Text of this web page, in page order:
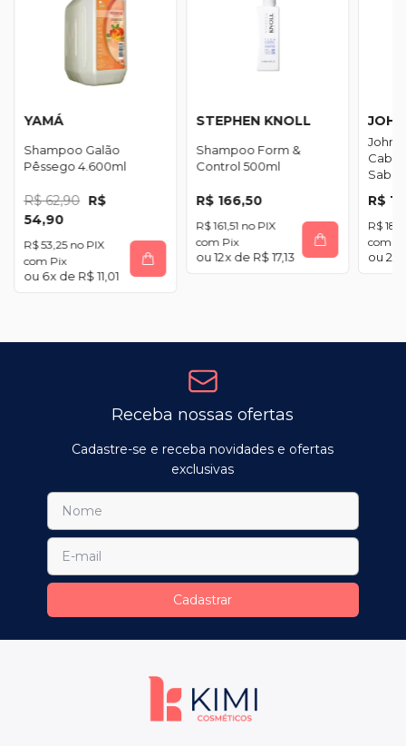
YAMÁ
Shampoo Galão
Pêssego 4.600ml
R$ 62,90 R$
54,90
R$ 53,25
com Pix
6x de R$ 11,01
STEPHEN KNOLL
Shampoo Form &
Control 500ml
R$ 166,50
R$ 161,51
com Pix
12x de R$ 17,13
R$
R$
com
2
Receba nossas ofertas
Cadastre-se e receba novidades e ofertas
exclusivas